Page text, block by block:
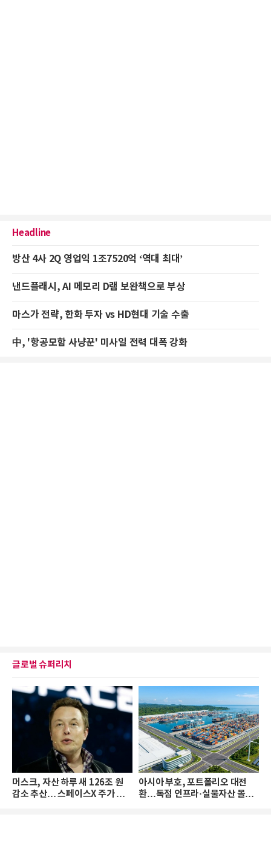
Headline
방산 4사 2Q 영업익 1조7520억 ‘역대 최대’
낸드플래시, AI 메모리 D램 보완책으로 부상
마스가 전략, 한화 투자 vs HD현대 기술 수출
中, '항공모함 사냥꾼' 미사일 전력 대폭 강화
글로벌 슈퍼리치
머스크, 자산 하루 새 126조 원
감소 추산… 스페이스X 주가 하
아시아 부호, 포트폴리오 대전
환…독점 인프라·실물자산 몰린